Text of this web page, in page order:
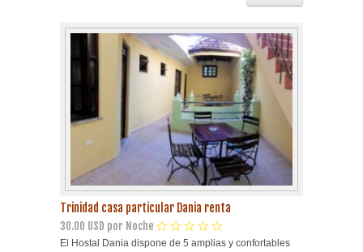
Trinidad casa particular Dania renta
30.00 USD por Noche
El Hostal Dania dispone de 5 amplias y confortables